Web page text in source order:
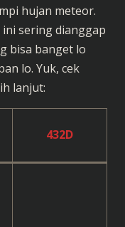
hujan meteor.
sering dianggap
bisa banget lo
lo. Yuk, cek
lanjut:
432D